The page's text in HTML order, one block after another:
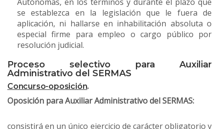
se establezca en la legislación que le fuera de
aplicación, ni hallarse en inhabilitación absoluta o
especial firme para empleo o cargo público por
resolución judicial.
Proceso selectivo para Auxiliar
Administrativo del SERMAS
Concurso-oposición.
Oposición para Auxiliar Administrativo del SERMAS:
consistirá en un único ejercicio de carácter obligatorio y